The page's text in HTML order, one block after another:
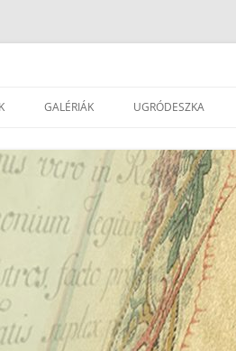
SZÉCSÉNYI M.: A
GYŰJTEMÉNY
GALÉRIÁK
ESEMÉNYEK
UGRÓDESZKA
PORTÁLOK
LEVÉLTÁRI,
FOLYÓIRATOK